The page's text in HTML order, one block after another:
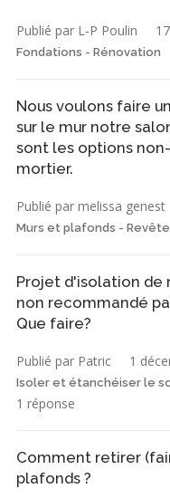
Publié par L-P Poulin
Fondations - Rénovation
Nous voulons faire
sur le mur notre
sont les options
mortier.
Publié par melissa genest
Murs et plafonds -
Projet d'isolation de
non recommandé
Que faire?
Publié par Patric 1
Isoler et étanchéiser le
1 réponse
Comment retirer
plafonds ?